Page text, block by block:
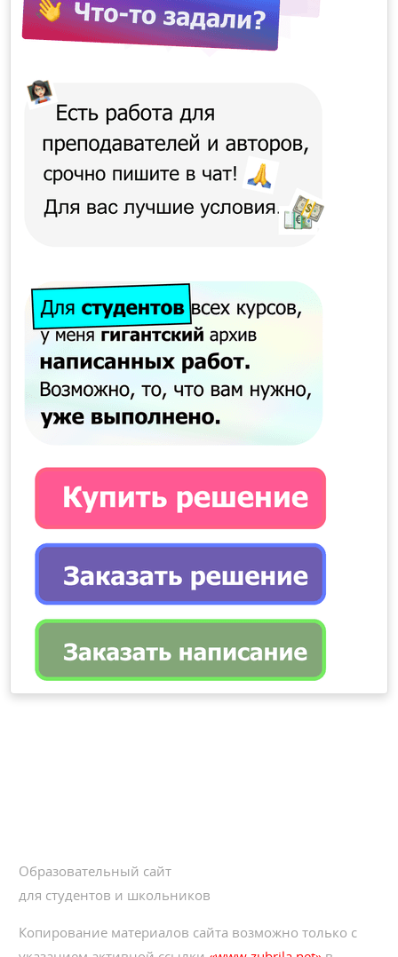
Образовательный сайт
для студентов и школьников
Копирование материалов сайта возможно только с